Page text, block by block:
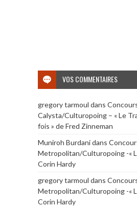
VOS COMMENTAIRES
gregory tarmoul dans
Calysta/Culturopoing – « Le
fois » de Fred Zinneman
Muniroh Burdanidans
Metropolitan/Culturopoing -«
Corin Hardy
gregory tarmoul dans
Metropolitan/Culturopoing -«
Corin Hardy